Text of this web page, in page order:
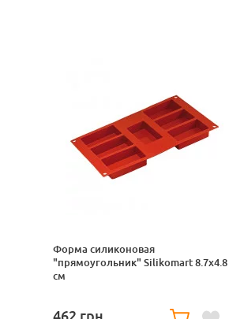
Форма силиконовая
"прямоугольник" Silikomart 8.7х4.8
см